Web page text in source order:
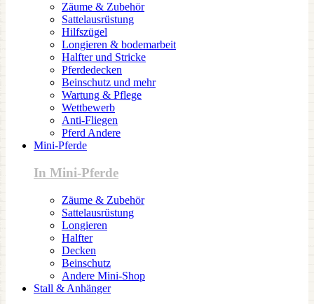
Zäume & Zubehör
Sattelausrüstung
Hilfszügel
Longieren & bodemarbeit
Halfter und Stricke
Pferdedecken
Beinschutz und mehr
Wartung & Pflege
Wettbewerb
Anti-Fliegen
Pferd Andere
Mini-Pferde
In Mini-Pferde
Zäume & Zubehör
Sattelausrüstung
Longieren
Halfter
Decken
Beinschutz
Andere Mini-Shop
Stall & Anhänger